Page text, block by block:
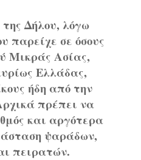
Δήλου, λόγω
παρείχε σε όσους
Μικράς Ασίας,
Ελλάδας,
ήδη από την
πρέπει να
και αργότερα
ψαράδων,
πειρατών.